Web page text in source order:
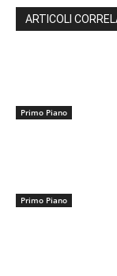
ARTICOLI
Primo Piano
Primo Piano